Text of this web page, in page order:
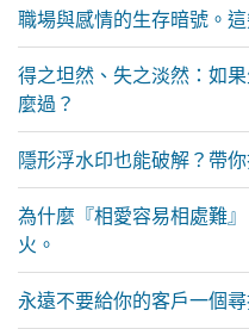
職場與感情的生存暗號。
得之坦然、失之淡然：如
麼過？
隱形浮水印也能破解？帶
為什麼『相愛容易相處難
火。
永遠不要給你的客戶一個